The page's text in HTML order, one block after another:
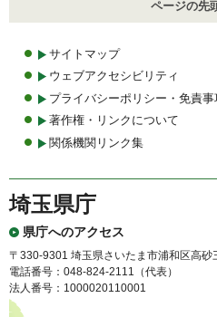
ページの先
サイトマップ
ウェブアクセシビリティ
プライバシーポリシー・免責事
著作権・リンクについて
関係機関リンク集
埼玉県庁
県庁へのアクセス
〒330-9301 埼玉県さいたま市浦和区高砂
電話番号：048-824-2111（代表）
法人番号：1000020110001